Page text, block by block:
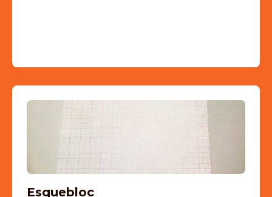
Esquebloc